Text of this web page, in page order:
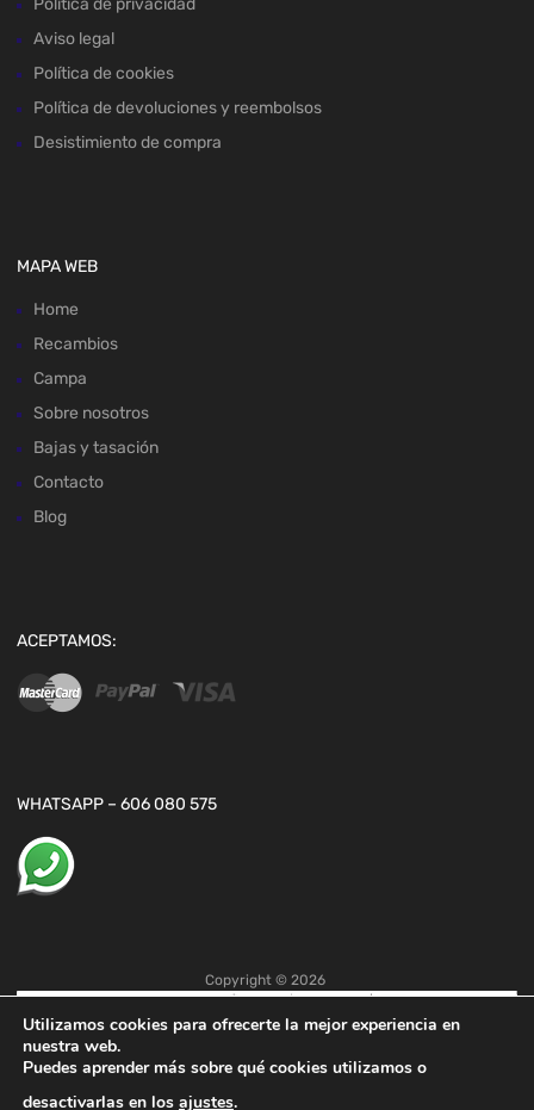
Política de privacidad
Aviso legal
Política de cookies
Política de devoluciones y reembolsos
Desistimiento de compra
MAPA WEB
Home
Recambios
Campa
Sobre nosotros
Bajas y tasación
Contacto
Blog
ACEPTAMOS:
WHATSAPP – 606 080 575
Copyright © 2026
Utilizamos cookies para ofrecerte la mejor experiencia en
nuestra web.
Puedes aprender más sobre qué cookies utilizamos o
desactivarlas en los ajustes.